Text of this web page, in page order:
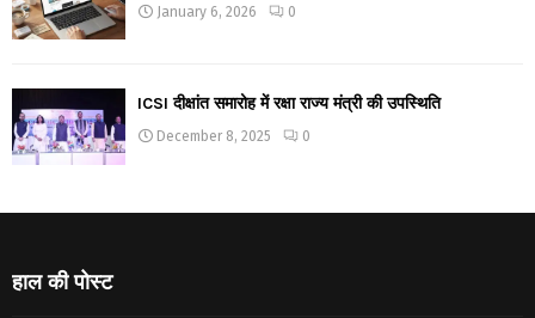
January 6, 2026 0
ICSI दीक्षांत समारोह में रक्षा राज्य मंत्री की उपस्थिति
December 8, 2025 0
हाल की पोस्ट